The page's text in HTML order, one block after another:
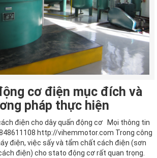
cơ điện mục đích và
pháp thực hiện
điện cho dây quấn động cơ Mọi thông tin
http://vihemmotor.com Trong công
điện, việc sấy và tẩm chất cách điện (sơn
điện) cho stato động cơ rất quan trọng.